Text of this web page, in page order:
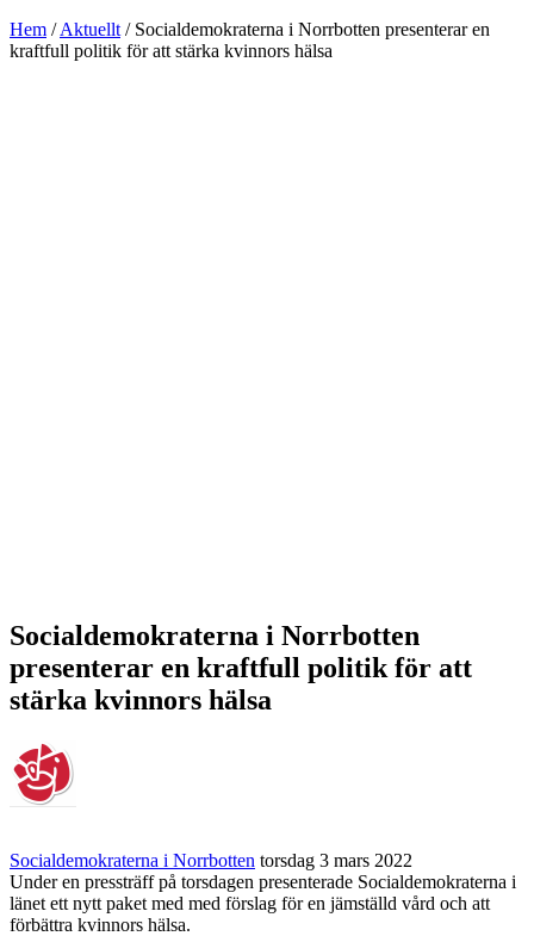
Hem /Aktuellt / Socialdemokraterna i Norrbotten presenterar en
kraftfull politik för att stärka kvinnors hälsa
Socialdemokraterna i Norrbotten
presenterar en kraftfull politik för att
stärka kvinnors hälsa
Socialdemokraterna i Norrbotten torsdag 3 mars 2022
Under en pressträff på torsdagen presenterade Socialdemokraterna i
länet ett nytt paket med med förslag för en jämställd vård och att
förbättra kvinnors hälsa.